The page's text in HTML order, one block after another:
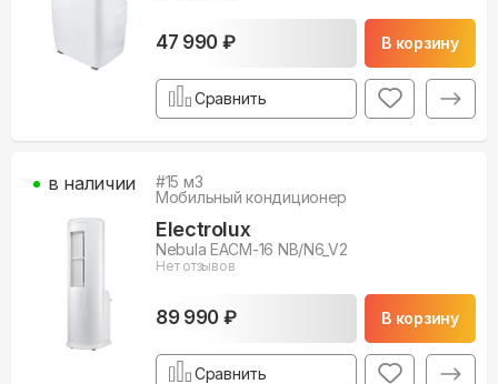
47 990 ₽ В корзину
Сравнить
#15 м3
Мобильный кондиционер
Electrolux
Nebula EACM-16 NB/N6_V2
Нет отзывов
89 990 ₽ В корзину
в наличии
Сравнить